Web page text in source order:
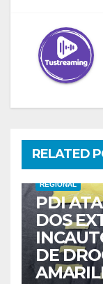
RELATED
REGIONAL
PDI
DOS
DE